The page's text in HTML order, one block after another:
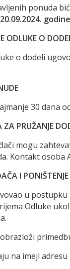
ponuda
20.09.2024.
ODLUKE O
o dodeli
30 dana
PRUŽANJE
mogu
Kontakt osoba
I
u
Odluke
na imejl adresu